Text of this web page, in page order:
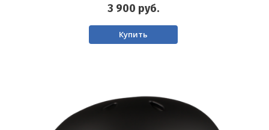
3 900 руб.
Купить